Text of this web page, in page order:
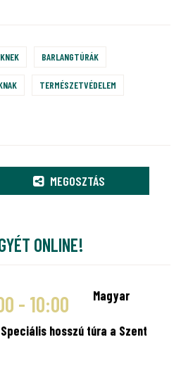
BARLANGTÚRÁK
TERMÉSZETVÉDELEM
MEGOSZTÁS
ONLINE!
- 10:00 Magyar
hosszú túra a Szent